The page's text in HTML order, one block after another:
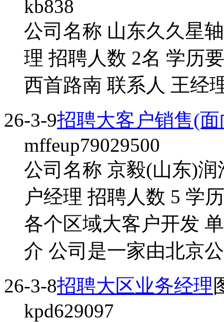
kb838
公司名称 山东久久星
理 招聘人数 2名 学历
西首路南 联系人 王经
26-3-9招聘大客户销售(
mffeup79029500
公司名称 京毅(山东)
户经理 招聘人数 5 学
各个区域大客户开发
介 公司是一家由北京
26-3-8招聘大区业务经理
kpd629097